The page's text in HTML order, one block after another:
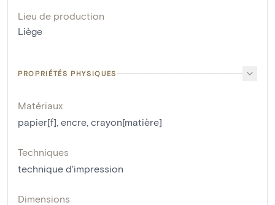
Lieu de production
Liège
PROPRIÉTÉS PHYSIQUES
Matériaux
papier[f], encre, crayon[matière]
Techniques
technique d'impression
Dimensions